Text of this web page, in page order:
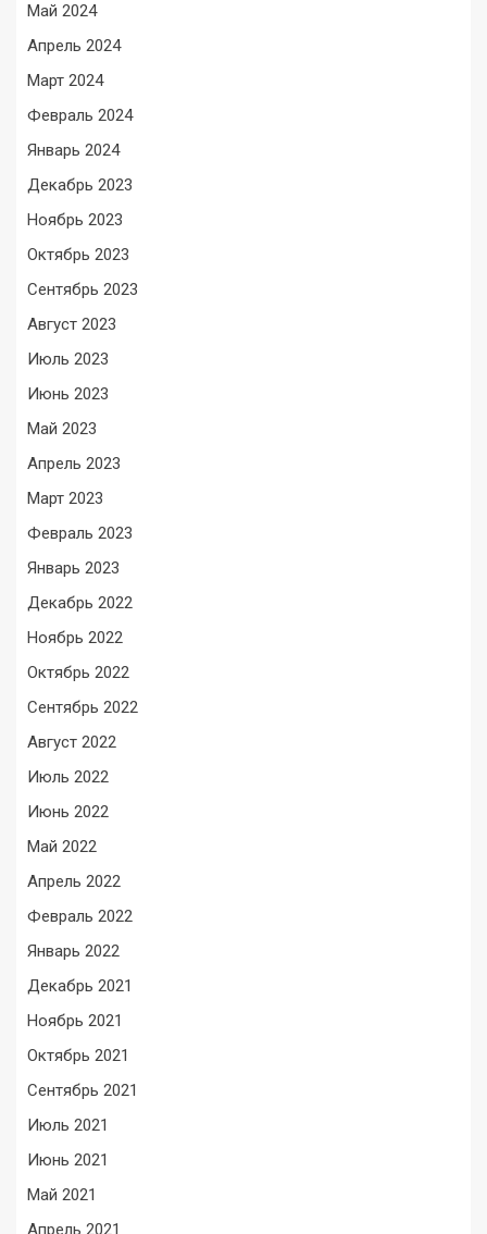
Май 2024
Апрель 2024
Март 2024
Февраль 2024
Январь 2024
Декабрь 2023
Ноябрь 2023
Октябрь 2023
Сентябрь 2023
Август 2023
Июль 2023
Июнь 2023
Май 2023
Апрель 2023
Март 2023
Февраль 2023
Январь 2023
Декабрь 2022
Ноябрь 2022
Октябрь 2022
Сентябрь 2022
Август 2022
Июль 2022
Июнь 2022
Май 2022
Апрель 2022
Февраль 2022
Январь 2022
Декабрь 2021
Ноябрь 2021
Октябрь 2021
Сентябрь 2021
Июль 2021
Июнь 2021
Май 2021